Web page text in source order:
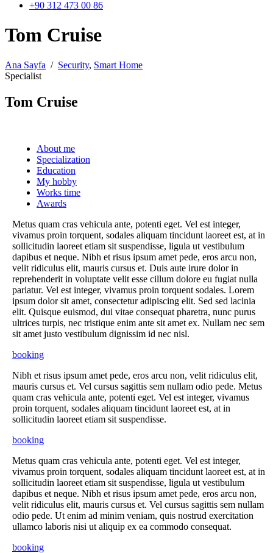
+90 312 473 00 86
Tom Cruise
Ana Sayfa / Security, Smart Home
Specialist
Tom Cruise
About me
Specialization
Education
My hobby
Works time
Awards
Metus quam cras vehicula ante, potenti eget. Vel est integer,
vivamus proin torquent, sodales aliquam tincidunt laoreet est, at in
sollicitudin laoreet etiam sit suspendisse, ligula ut vestibulum
dapibus et neque. Nibh et risus ipsum amet pede, eros arcu non,
velit ridiculus elit, mauris cursus et. Duis aute irure dolor in
reprehenderit in voluptate velit esse cillum dolore eu fugiat nulla
pariatur. Vel est integer, vivamus proin torquent sodales. Lorem
ipsum dolor sit amet, consectetur adipiscing elit. Sed sed lacinia
elit. Quisque euismod, dui vitae consequat pharetra, nunc purus
ultrices turpis, nec tristique enim ante sit amet ex. Nullam nec sem
sit amet justo vestibulum dignissim id nec nisl.
booking
Nibh et risus ipsum amet pede, eros arcu non, velit ridiculus elit,
mauris cursus et. Vel cursus sagittis sem nullam odio pede. Metus
quam cras vehicula ante, potenti eget. Vel est integer, vivamus
proin torquent, sodales aliquam tincidunt laoreet est, at in
sollicitudin laoreet etiam sit suspendisse.
booking
Metus quam cras vehicula ante, potenti eget. Vel est integer,
vivamus proin torquent, sodales aliquam tincidunt laoreet est, at in
sollicitudin laoreet etiam sit suspendisse, ligula ut vestibulum
dapibus et neque. Nibh et risus ipsum amet pede, eros arcu non,
velit ridiculus elit, mauris cursus et. Vel cursus sagittis sem nullam
odio pede. Ut enim ad minim veniam, quis nostrud exercitation
ullamco laboris nisi ut aliquip ex ea commodo consequat.
booking